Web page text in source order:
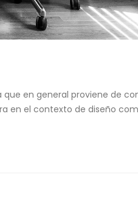
en general proviene de
en el contexto de diseño